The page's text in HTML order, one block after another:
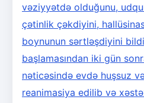
vəziyyətdə olduğunu,
çətinlik çəkdiyini,
boynunun sərtləşdiyini
başlamasından iki gün
nəticəsində evdə huşsuz
reanimasiya edilib və